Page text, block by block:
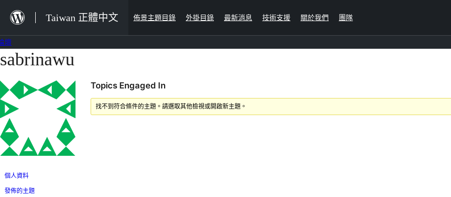
主
內
容
Taiwan 正體中文 佈景主題目錄 外掛目錄 最新消息 技術支援 關於我們 團隊
壇
跳
主
要
內
容
sabrinawu
個人資料
發佈的主題
Topics Engaged In
找不到符合條件的主題。請選取其他檢視或開啟新主題。